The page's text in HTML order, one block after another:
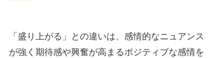
「盛り上がる」との違いは、感情的なニュアンス
が強く期待感や興奮が高まるポジティブな感情を